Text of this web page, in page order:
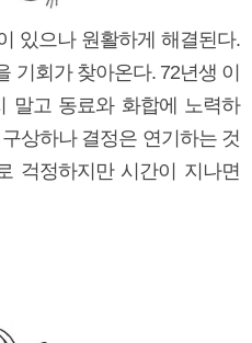
있으나 원활하게 해결된다.
기회가 찾아온다. 72년생 이
말고 동료와 화합에 노력하
상하나 결정은 연기하는 것
걱정하지만 시간이 지나면